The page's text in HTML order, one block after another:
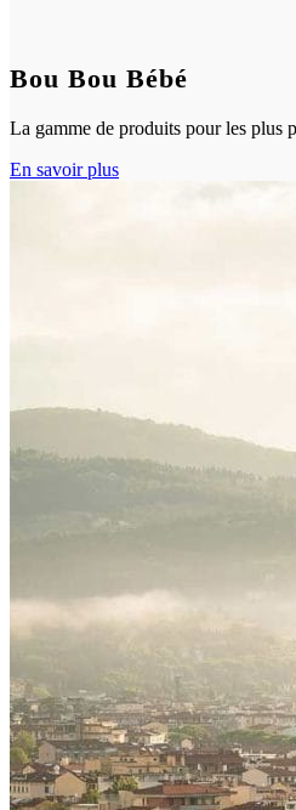
Bou Bou Bébé
La gamme de produits pour les plus
En savoir plus